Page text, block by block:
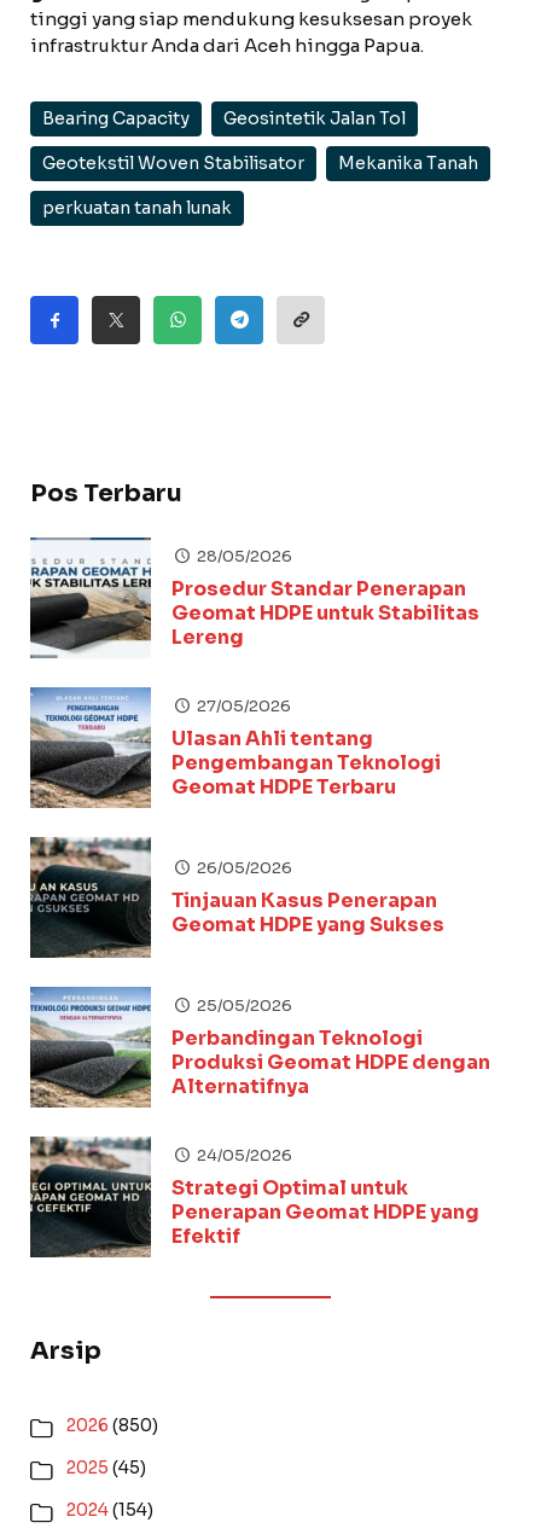
tinggi yang siap mendukung kesuksesan proyek
infrastruktur Anda dari Aceh hingga Papua.
Bearing Capacity Geosintetik Jalan Tol
Geotekstil Woven Stabilisator Mekanika Tanah
perkuatan tanah lunak
Pos Terbaru
28/05/2026
Prosedur Standar Penerapan
Geomat HDPE untuk Stabilitas
Lereng
27/05/2026
Ulasan Ahli tentang
Pengembangan Teknologi
Geomat HDPE Terbaru
26/05/2026
Tinjauan Kasus Penerapan
Geomat HDPE yang Sukses
25/05/2026
Perbandingan Teknologi
Produksi Geomat HDPE dengan
Alternatifnya
24/05/2026
Strategi Optimal untuk
Penerapan Geomat HDPE yang
Efektif
Arsip
2026 (850)
2025 (45)
2024(154)